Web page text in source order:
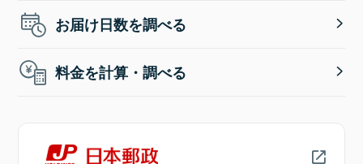
お届け日数を調べる
料金を計算・調べる